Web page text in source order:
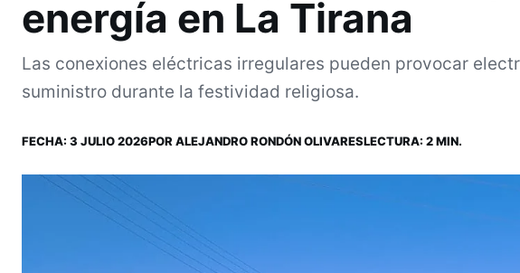
energía en La Tirana
Las conexiones eléctricas irregulares pueden provocar
suministro durante la festividad religiosa.
FECHA: 3 JULIO 2026POR ALEJANDRO RONDÓN OLIVARESLECTURA: 2 MIN.